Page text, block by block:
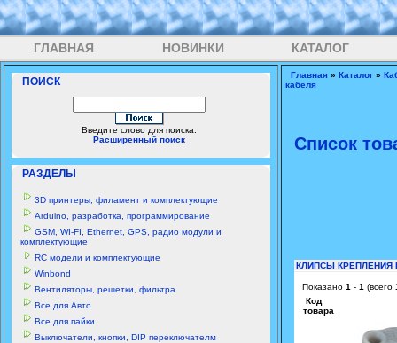
ГЛАВНАЯ НОВИНКИ КАТАЛОГ
ПОИСК
Введите слово для поиска.
Расширенный поиск
РАЗДЕЛЫ
3D принтеры, филамент и комплектующие
Arduino, разработка, программирование
GSM, WI-FI, Ethernet, GPS, радио модули и
комплектующие
RC модели и комплектующие
Winbond
Вентиляторы, решетки, фильтра
Все для Авто
Все для пайки
Выключатели, кнопки, DIP переключателм
Главная » Каталог »
кабеля
Список
КЛИПСЫ КРЕПЛЕНИЯ
Показано 1 - 1 (всего
Код
товара